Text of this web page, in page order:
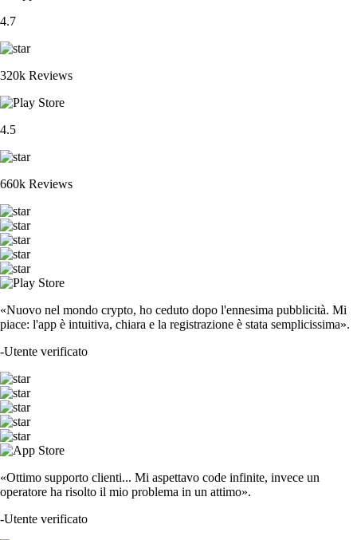
4.7
320k Reviews
4.5
660k Reviews
«Nuovo nel mondo crypto, ho ceduto dopo l'ennesima pubblicità. Mi
piace: l'app è intuitiva, chiara e la registrazione è stata semplicissima».
-Utente verificato
«Ottimo supporto clienti... Mi aspettavo code infinite, invece un
operatore ha risolto il mio problema in un attimo».
-Utente verificato